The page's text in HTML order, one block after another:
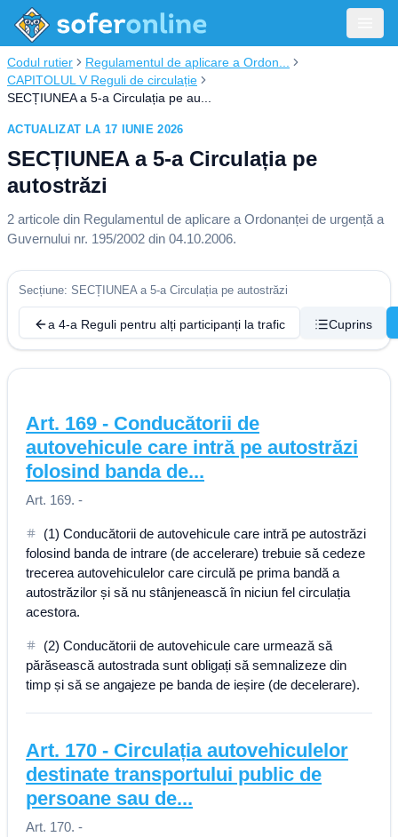
Codul rutier
Regulamentul de aplicare a Ordon...
CAPITOLUL V Reguli de circulație
SECȚIUNEA a 5-a Circulația pe au...
ACTUALIZAT LA 17 IUNIE 2026
SECȚIUNEA a 5-a Circulația pe
autostrăzi
2 articole din Regulamentul de aplicare a Ordonanței de urgență a
Guvernului nr. 195/2002 din 04.10.2006.
Secțiune: SECȚIUNEA a 5-a Circulația pe autostrăzi
a 4-a Reguli pentru alți participanți la trafic Cuprins
Art. 169 - Conducătorii de
autovehicule care intră pe autostrăzi
folosind banda de...
Art. 169. -
(1) Conducătorii de autovehicule care intră pe autostrăzi
folosind banda de intrare (de accelerare) trebuie să cedeze
trecerea autovehiculelor care circulă pe prima bandă a
autostrăzilor și să nu stânjenească în niciun fel circulația
acestora.
(2) Conducătorii de autovehicule care urmează să
părăsească autostrada sunt obligați să semnalizeze din
timp și să se angajeze pe banda de ieșire (de decelerare).
Art. 170 - Circulația autovehiculelor
destinate transportului public de
persoane sau de...
Art. 170. -